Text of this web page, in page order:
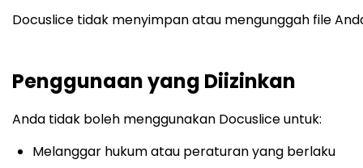
Docuslice tidak menyimpan atau mengunggah file
Penggunaan yang Diizinkan
Anda tidak boleh menggunakan Docuslice untuk:
Melanggar hukum atau peraturan yang berlaku